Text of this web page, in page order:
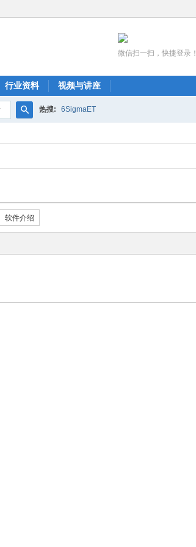
微信扫一扫，快捷登录！
行业资料 视频与讲座
索
热搜: 6SigmaET
软件介绍